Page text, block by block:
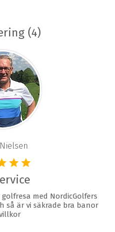
(4)
med NordicGolfers
så är vi säkrade bra banor